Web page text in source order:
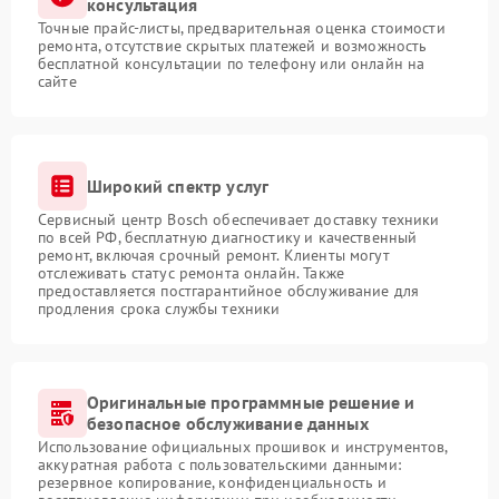
консультация
Точные прайс-листы, предварительная оценка стоимости
ремонта, отсутствие скрытых платежей и возможность
бесплатной консультации по телефону или онлайн на
сайте
Широкий спектр услуг
Сервисный центр Bosch обеспечивает доставку техники
по всей РФ, бесплатную диагностику и качественный
ремонт, включая срочный ремонт. Клиенты могут
отслеживать статус ремонта онлайн. Также
предоставляется постгарантийное обслуживание для
продления срока службы техники
Оригинальные программные решение и
безопасное обслуживание данных
Использование официальных прошивок и инструментов,
аккуратная работа с пользовательскими данными:
резервное копирование, конфиденциальность и